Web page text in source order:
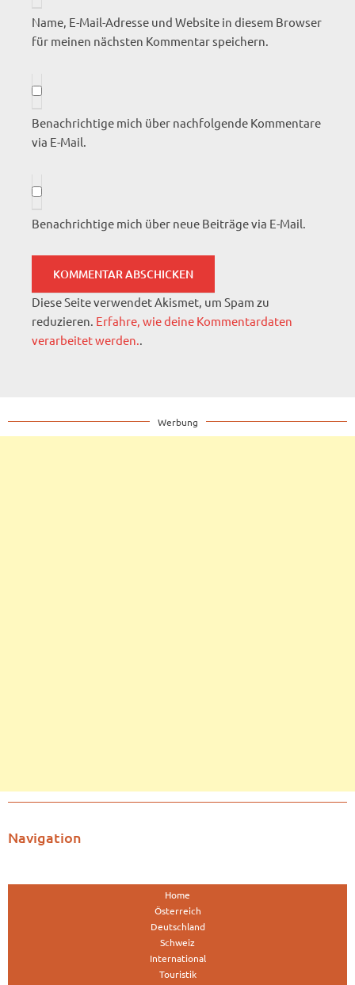
Name, E-Mail-Adresse und Website in diesem Browser
für meinen nächsten Kommentar speichern.
Benachrichtige mich über nachfolgende Kommentare
via E-Mail.
Benachrichtige mich über neue Beiträge via E-Mail.
Diese Seite verwendet Akismet, um Spam zu
reduzieren. Erfahre, wie deine Kommentardaten
verarbeitet werden..
Werbung
Navigation
Home
Österreich
Deutschland
Schweiz
International
Touristik